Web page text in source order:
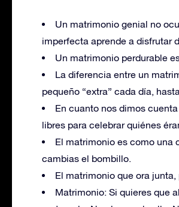
Un matrimonio genial no
imperfecta aprende a disfrutar
Un matrimonio perdurable
La diferencia entre un
pequeño “extra” cada día,
En cuanto nos dimos
libres para celebrar quiénes
El matrimonio es como una
cambias el bombillo.
El matrimonio que ora
Matrimonio: Si quieres que